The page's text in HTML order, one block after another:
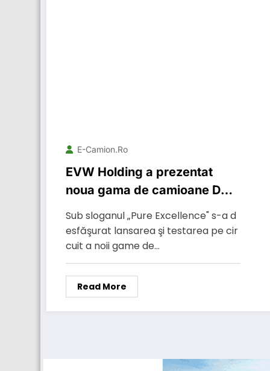
E-Camion.ro
EVW Holding a prezentat
noua gama de camioane DAF
XF şi CF
Sub sloganul „Pure Excellence" s-a d
esfăşurat lansarea şi testarea pe cir
cuit a noii game de…
Read More